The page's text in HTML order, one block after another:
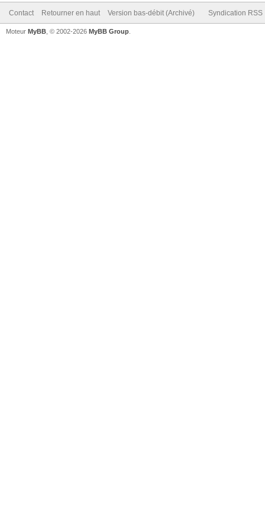
Contact Retourner en haut Version bas-débit (Archivé) Syndication RSS
Moteur MyBB , © 2002-2026 MyBB Group